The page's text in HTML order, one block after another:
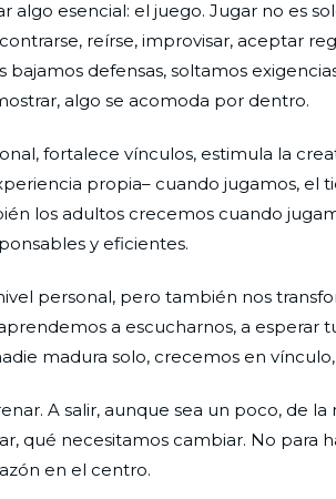
esencial: el juego. Jugar no es
reírse, improvisar, aceptar
defensas, soltamos
algo se acomoda por dentro.
fortalece vínculos, estimula la
propia– cuando jugamos, el
los adultos crecemos cuando
y eficientes.
personal, pero también nos
a escucharnos, a esperar
madura solo, crecemos en
A salir, aunque sea un poco, de
qué necesitamos cambiar. No para
en el centro.